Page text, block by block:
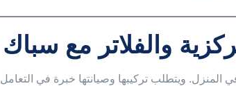
والفلاتر مع
المنزل. ويتطلب تركيبها وصيانتها خبرة في